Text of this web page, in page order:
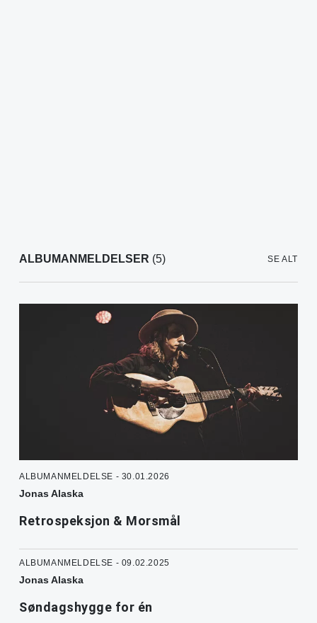
ALBUMANMELDELSER (5) SE ALT
ALBUMANMELDELSE - 30.01.2026
Jonas Alaska
Retrospeksjon & Morsmål
ALBUMANMELDELSE - 09.02.2025
Jonas Alaska
Søndagshygge for én